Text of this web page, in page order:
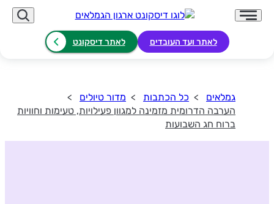
לאתר ועד העובדים לאתר דיסקונט
גמלאים כל הכתבות
מדור טיולים
הערבה הדרומית מזמינה למגוון פעילויות, טעימות וחוויות
ברוח חג השבועות